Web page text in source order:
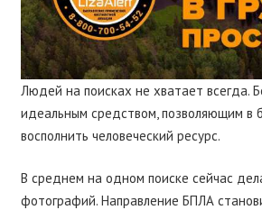
Людей на поисках не хватает всегда.
идеальным средством, позволяющим в
восполнить человеческий ресурс.
В среднем на одном поиске сейчас
фотографий. Направление БПЛА